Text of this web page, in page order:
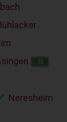
N
Neresheim